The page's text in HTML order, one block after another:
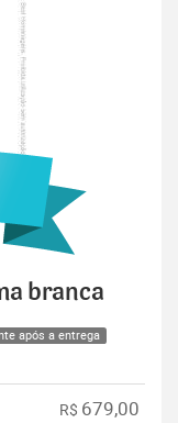
branca
após a entrega
R$ 679,00